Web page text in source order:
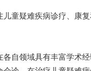
童疑难疾病诊疗、康
自领域具有丰富学术